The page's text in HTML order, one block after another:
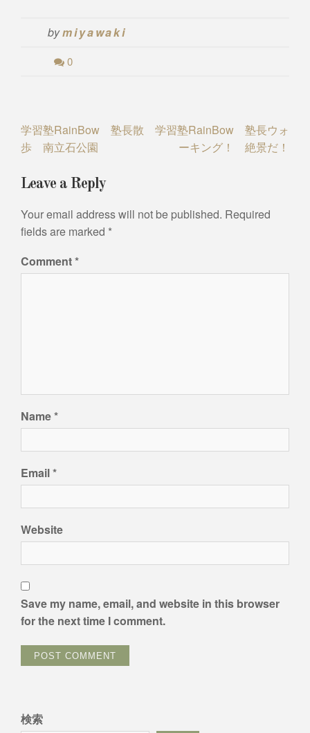
bymiyawaki
0
Post
navigation
学習塾RainBow 塾長散
歩 南立石公園
学習塾RainBow 塾長ウォ
ーキング！ 絶景だ！
Leave a Reply
Your email address will not be published. Required
fields are marked *
Comment*
Name*
Email*
Website
Save my name, email, and website in this browser
for the next time I comment.
検索